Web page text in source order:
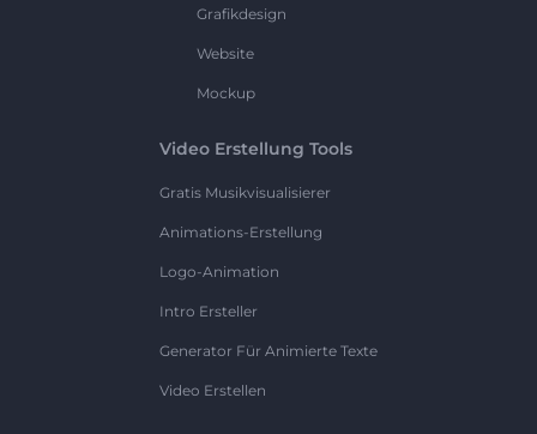
Grafikdesign
Website
Mockup
Video Erstellung Tools
Gratis Musikvisualisierer
Animations-Erstellung
Logo-Animation
Intro Ersteller
Generator Für Animierte Texte
Video Erstellen